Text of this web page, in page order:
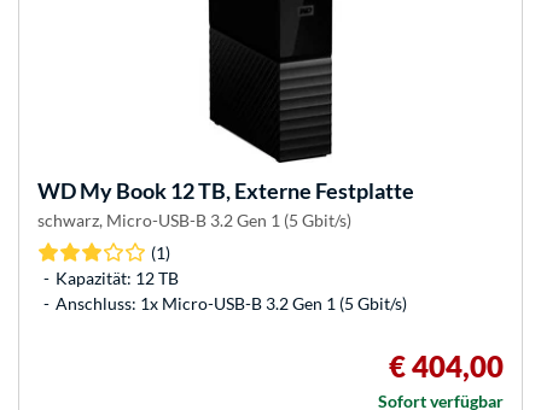
WDMy Book 12 TB, Externe Festplatte
schwarz, Micro-USB-B 3.2 Gen 1 (5 Gbit/s)
(1)
Kapazität: 12 TB
Anschluss: 1x Micro-USB-B 3.2 Gen 1 (5 Gbit/s)
€ 404,00
Sofort verfügbar